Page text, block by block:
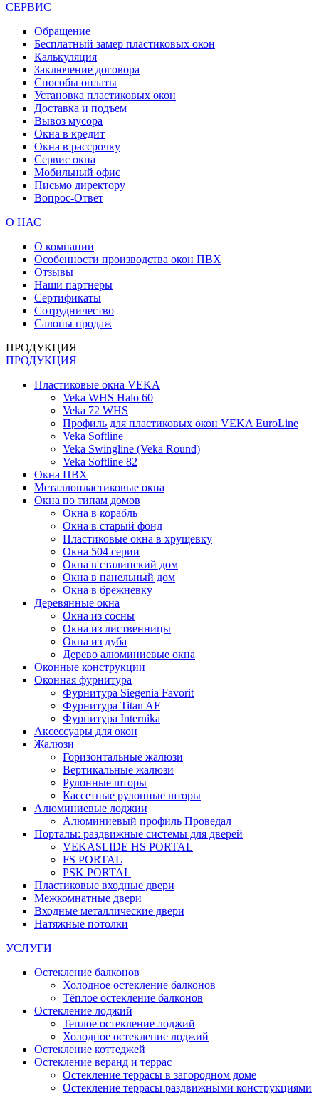
СЕРВИС
Обращение
Бесплатный замер пластиковых окон
Калькуляция
Заключение договора
Способы оплаты
Установка пластиковых окон
Доставка и подъем
Вывоз мусора
Окна в кредит
Окна в рассрочку
Сервис окна
Мобильный офис
Письмо директору
Вопрос-Ответ
О НАС
О компании
Особенности производства окон ПВХ
Отзывы
Наши партнеры
Сертификаты
Сотрудничество
Салоны продаж
ПРОДУКЦИЯ
ПРОДУКЦИЯ
Пластиковые окна VEKA
Veka WHS Halo 60
Veka 72 WHS
Профиль для пластиковых окон VEKA EuroLine
Veka Softline
Veka Swingline (Veka Round)
Veka Softline 82
Окна ПВХ
Металлопластиковые окна
Окна по типам домов
Окна в корабль
Окна в старый фонд
Пластиковые окна в хрущевку
Окна 504 серии
Окна в сталинский дом
Окна в панельный дом
Окна в брежневку
Деревянные окна
Окна из сосны
Окна из лиственницы
Окна из дуба
Дерево алюминиевые окна
Оконные конструкции
Оконная фурнитура
Фурнитура Siegenia Favorit
Фурнитура Titan AF
Фурнитура Internika
Аксессуары для окон
Жалюзи
Горизонтальные жалюзи
Вертикальные жалюзи
Рулонные шторы
Кассетные рулонные шторы
Алюминиевые лоджии
Алюминиевый профиль Проведал
Порталы: раздвижные системы для дверей
VEKASLIDE HS PORTAL
FS PORTAL
PSK PORTAL
Пластиковые входные двери
Межкомнатные двери
Входные металлические двери
Натяжные потолки
УСЛУГИ
Остекление балконов
Холодное остекление балконов
Тёплое остекление балконов
Остекление лоджий
Теплое остекление лоджий
Холодное остекление лоджий
Остекление коттеджей
Остекление веранд и террас
Остекление террасы в загородном доме
Остекление террасы раздвижными конструкциями